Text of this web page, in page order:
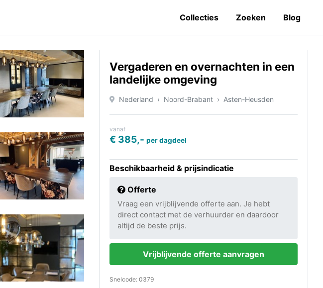
Collecties Zoeken Blog
Vergaderen en overnachten in een
landelijke omgeving
Nederland Noord-Brabant Asten-Heusden
vanaf
€ 385,- per dagdeel
Beschikbaarheid & prijsindicatie
Offerte
Vraag een vrijblijvende offerte aan. Je hebt
direct contact met de verhuurder en daardoor
altijd de beste prijs.
Vrijblijvende offerte aanvragen
Snelcode: 0379